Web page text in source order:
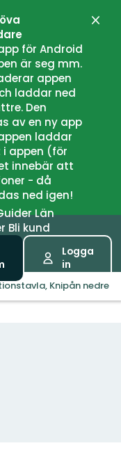
för Android
är seg mm.
appen
laddar ned
Den
av en ny app
laddar
appen (för
innebär att
- då
ned igen!
Län
Bli kund
Logga
in
Knipån nedre